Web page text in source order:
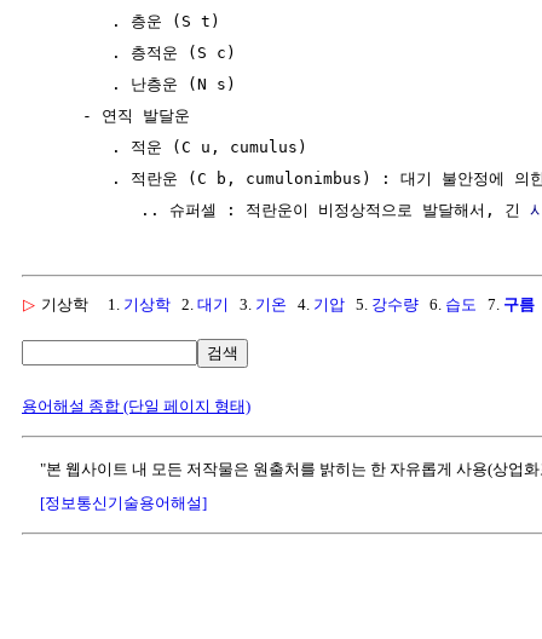
        . 층운 (S t)
        . 층적운 (S c)
        . 난층운 (N s)
     - 연직 발달운
        . 적운 (C u, cumulus)
. 적란운 (C b, cumulonimbus) : 대기 불안정에 의
           .. 슈퍼셀 : 적란운이 비정상적으로 발달해서, 긴
▷ 기상학 1. 기상학 2. 대기 3. 기온 4. 기압 5. 강수량 6. 습도 7. 구름
검색
용어해설 종합 (단일 페이지 형태)
"본 웹사이트 내 모든 저작물은 원출처를 밝히는 한 자유롭게 사용(상업
[정보통신기술용어해설]